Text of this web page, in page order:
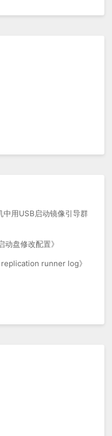
中用USB启动镜像引导群
动盘修改配置》
replication runner log》